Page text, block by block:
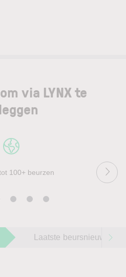
via LYNX te
100+ beurzen
Laatste beursnieuws